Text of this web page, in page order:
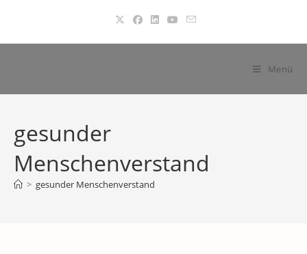
springen
Menü
gesunder
Menschenverstand
> gesunder Menschenverstand